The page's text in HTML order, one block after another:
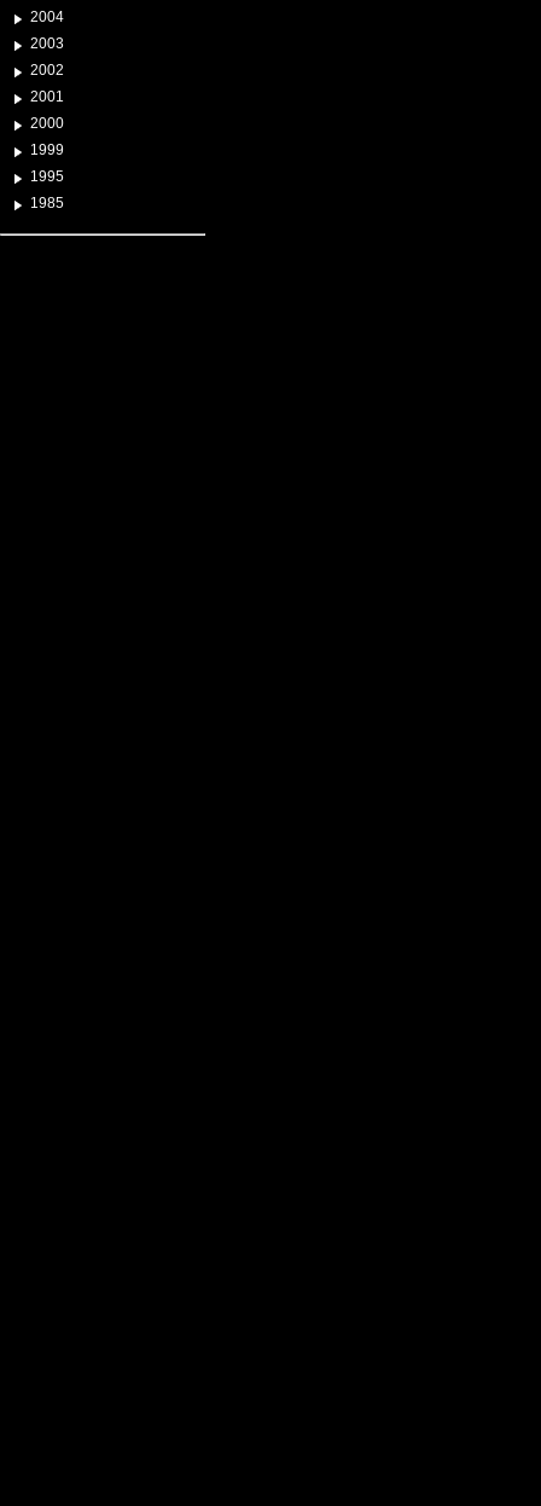
2004
2003
2002
2001
2000
1999
1995
1985